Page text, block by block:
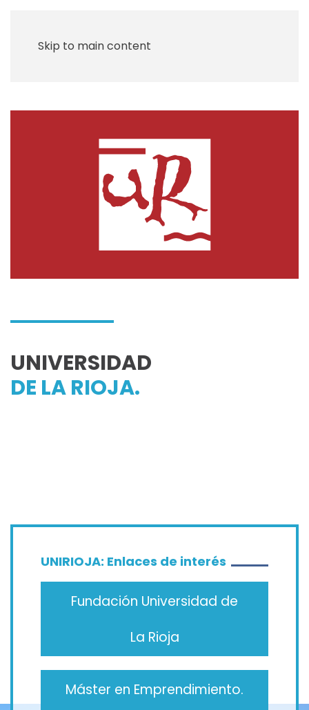
Skip to main content
UNIVERSIDAD
DE LA RIOJA.
UNIRIOJA: Enlaces de interés
Fundación Universidad de
La Rioja
Máster en Emprendimiento.